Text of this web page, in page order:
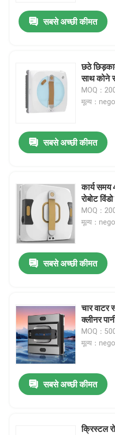
सबसे अच्छी कीमत
छठे
साथ कोने
MOQ：
मूल्य：
सबसे अच्छी कीमत
कार्य
रोबोट
MOQ：
मूल्य：
सबसे अच्छी कीमत
चार वाटर
क्लीनर
MOQ：
मूल्य：
सबसे अच्छी कीमत
क्रिस्टल